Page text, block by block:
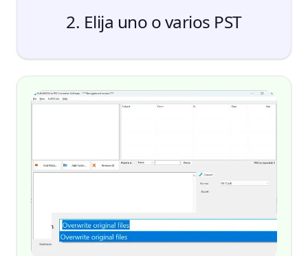
2. Elija uno o varios PST